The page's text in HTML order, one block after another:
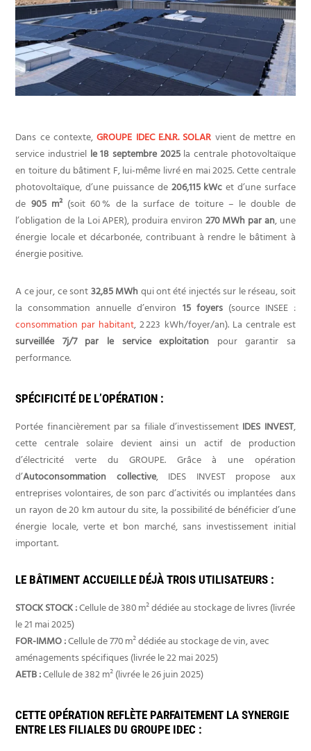
Dans ce contexte,GROUPE IDEC E.N.R. SOLAR vient de mettre en
service industriel le 18 septembre 2025la centrale photovoltaïque
en toiture du bâtiment F, lui-même livré en mai 2025. Cette centrale
photovoltaïque, d’une puissance de 206,115 kWc et d’une surface
de 905 m²(soit 60 % de la surface de toiture – le double de
l’obligation de la Loi APER), produira environ 270 MWh par an, une
énergie locale et décarbonée, contribuant à rendre le bâtiment à
énergie positive.
A ce jour, ce sont32,85 MWhqui ont été injectés sur le réseau, soit
la consommation annuelle d’environ 15 foyers(source INSEE :
consommation par habitant, 2 223 kWh/foyer/an). La centrale est
surveillée 7j/7 par le service exploitation pour garantir sa
performance.
SPÉCIFICITÉ DE L’OPÉRATION :
Portée financièrement par sa filiale d’investissement IDES INVEST,
cette centrale solaire devient ainsi un actif de production
d’électricité verte du GROUPE. Grâce à une opération
d’Autoconsommation collective, IDES INVEST propose aux
entreprises volontaires, de son parc d’activités ou implantées dans
un rayon de 20 km autour du site, la possibilité de bénéficier d’une
énergie locale, verte et bon marché, sans investissement initial
important.
LE BÂTIMENT ACCUEILLE DÉJÀ TROIS UTILISATEURS :
STOCK STOCK :Cellule de 380 m² dédiée au stockage de livres (livrée
le 21 mai 2025)
FOR-IMMO :Cellule de 770 m² dédiée au stockage de vin, avec
aménagements spécifiques (livrée le 22 mai 2025)
AETB :Cellule de 382 m² (livrée le 26 juin 2025)
CETTE OPÉRATION REFLÈTE PARFAITEMENT LA SYNERGIE
ENTRE LES FILIALES DUGROUPE IDEC :